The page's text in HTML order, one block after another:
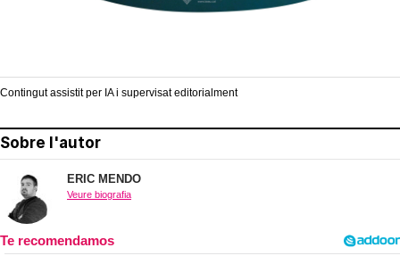
Contingut assistit per IA i supervisat editorialment
Sobre l'autor
ERIC MENDO
Veure biografia